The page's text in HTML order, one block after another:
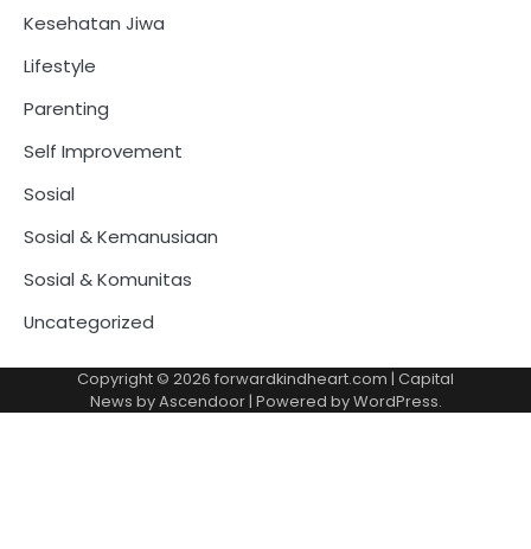
Kesehatan Jiwa
Lifestyle
Parenting
Self Improvement
Sosial
Sosial & Kemanusiaan
Sosial & Komunitas
Uncategorized
Copyright © 2026 forwardkindheart.com | Capital
News byAscendoor| Powered byWordPress.